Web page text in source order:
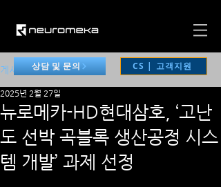
상담 및 문의 CS | 고객지원
게시물
뉴로메카-HD현대삼호, ‘고난
도 선박 곡블록 생산공정 시스
템 개발’ 과제 선정
2025년 2월 27일